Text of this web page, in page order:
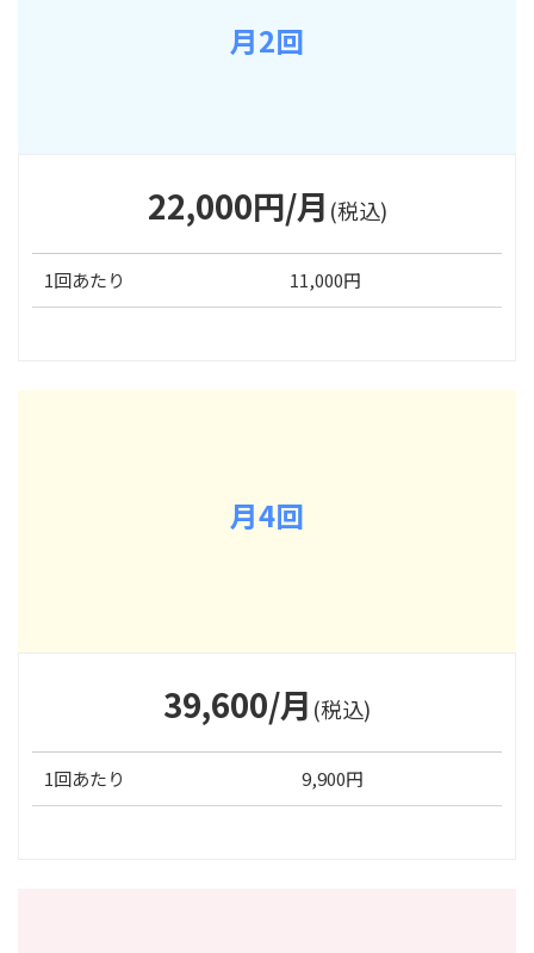
月2回
22,000円/月 (税込)
1回あたり 11,000円
月4回
39,600/月 (税込)
1回あたり 9,900円